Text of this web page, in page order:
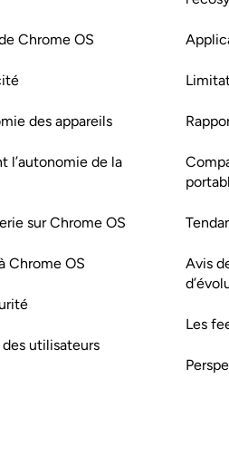
Chrome OS
des appareils
l’autonomie de la
sur Chrome OS
Chrome OS
utilisateurs
Avis
Les